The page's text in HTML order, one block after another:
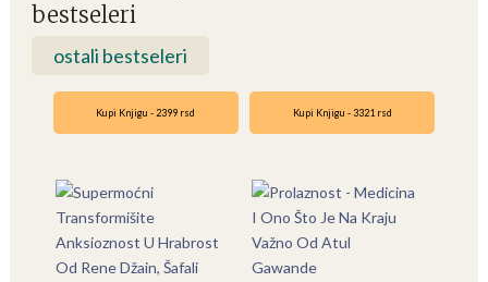
bestseleri
ostali bestseleri
Kupi Knjigu - 2399 rsd Kupi Knjigu - 3321 rsd